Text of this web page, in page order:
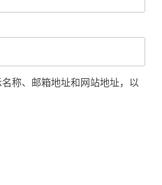
称、邮箱地址和网站地址，以